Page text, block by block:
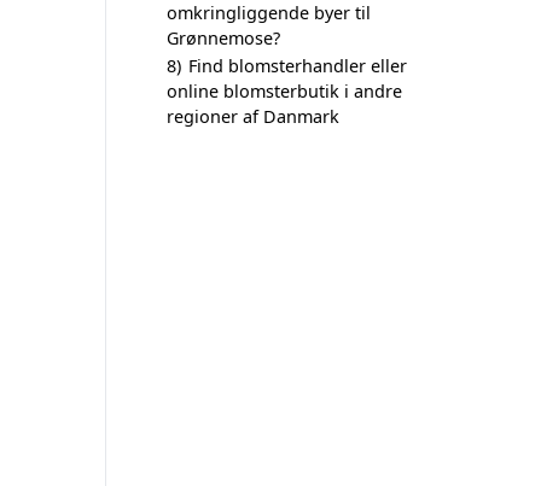
omkringliggende byer til
Grønnemose?
8) Find blomsterhandler eller
online blomsterbutik i andre
regioner af Danmark